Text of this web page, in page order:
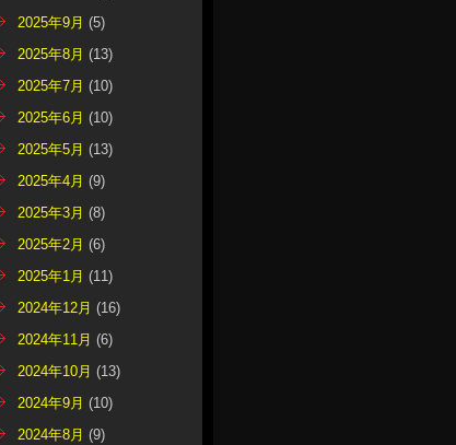
2025年9月 (5)
2025年8月 (13)
2025年7月 (10)
2025年6月 (10)
2025年5月 (13)
2025年4月 (9)
2025年3月 (8)
2025年2月 (6)
2025年1月 (11)
2024年12月 (16)
2024年11月 (6)
2024年10月 (13)
2024年9月 (10)
2024年8月 (9)